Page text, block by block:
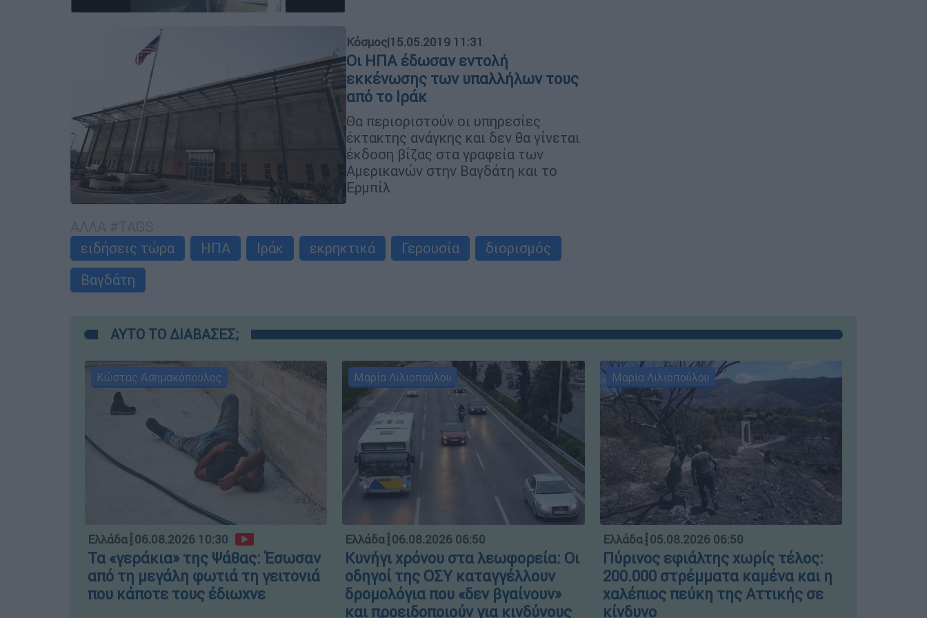
Κόσμος|15.05.2019 11:31
Οι ΗΠΑ έδωσαν εντολή
εκκένωσης των υπαλλήλων τους
από το Ιράκ
Θα περιοριστούν οι υπηρεσίες
έκτακτης ανάγκης και δεν θα γίνεται
έκδοση βίζας στα γραφεία των
Αμερικανών στην Βαγδάτη και το
Ερμπίλ
ειδήσεις τώρα
ΗΠΑ Ιράκ εκρηκτικά Γερουσία
διορισμός
Βαγδάτη
ΑΥΤΟ ΤΟ ΔΙΑΒΑΣΕΣ;
Κώστας Ασημακόπουλος
Ελλάδα┋06.08.2026 10:30
Τα «γεράκια» της Ψάθας: Έσωσαν
από τη μεγάλη φωτιά τη γειτονιά
που κάποτε τους έδιωχνε
Μαρία Λιλιοπούλου
Ελλάδα┋06.08.2026 06:50
Κυνήγι χρόνου στα λεωφορεία: Οι
οδηγοί της ΟΣΥ καταγγέλλουν
δρομολόγια που «δεν βγαίνουν»
και προειδοποιούν για κινδύνους
Μαρία Λιλιοπούλου
Ελλάδα┋05.08.2026 06:50
Πύρινος εφιάλτης χωρίς τέλος:
200.000 στρέμματα καμένα και η
χαλέπιος πεύκη της Αττικής σε
κίνδυνο